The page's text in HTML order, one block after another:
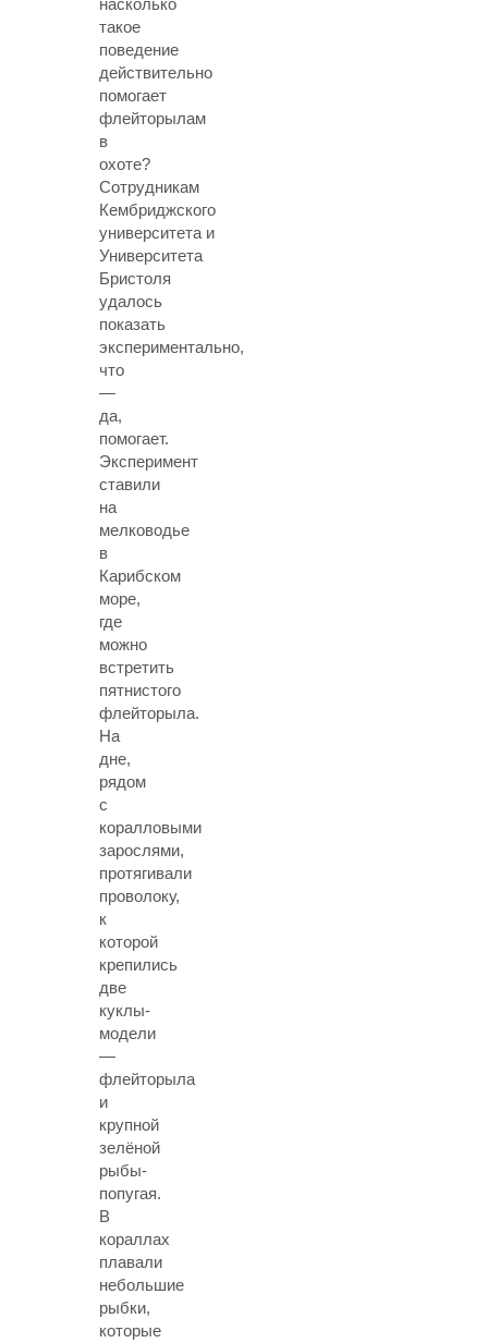
насколько
такое
поведение
действительно
помогает
флейторылам
в
охоте?
Сотрудникам
Кембриджского
университета и
Университета
Бристоля
удалось
показать
экспериментально,
что
—
да,
помогает.
Эксперимент
ставили
на
мелководье
в
Карибском
море,
где
можно
встретить
пятнистого
флейторыла.
На
дне,
рядом
с
коралловыми
зарослями,
протягивали
проволоку,
к
которой
крепились
две
куклы-
модели
—
флейторыла
и
крупной
зелёной
рыбы-
попугая.
В
кораллах
плавали
небольшие
рыбки,
которые